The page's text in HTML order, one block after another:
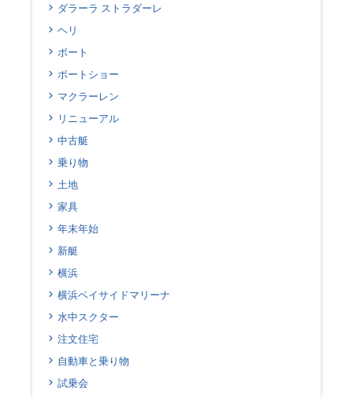
ダラーラ ストラダーレ
ヘリ
ボート
ボートショー
マクラーレン
リニューアル
中古艇
乗り物
土地
家具
年末年始
新艇
横浜
横浜ベイサイドマリーナ
水中スクター
注文住宅
自動車と乗り物
試乗会